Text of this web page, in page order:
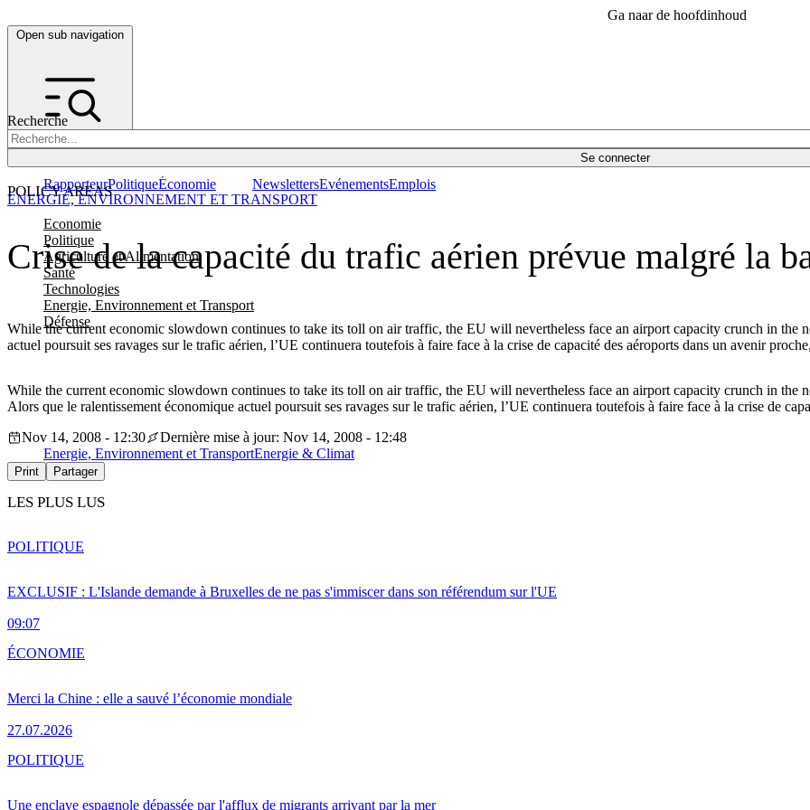
Ga naar de hoofdinhoud
Open sub navigation
Recherche
Se connecter
POLICY AREAS
Economie
Politique
Agriculture et Alimentation
Santé
Technologies
Energie, Environnement et Transport
Défense
RapporteurPolitiqueÉconomie NewslettersEvénementsEmplois
Crise de la capacité du trafic aérien prévue malgré la
While the current economic slowdown continues to take its toll on air traffic, the EU will nevertheless face an airport capacity crunch in the
actuel poursuit ses ravages sur le trafic aérien, l’UE continuera toutefois à faire face à la crise de capacité des aéroports dans un avenir
ENERGIE, ENVIRONNEMENT ET TRANSPORT
While the current economic slowdown continues to take its toll on air traffic, the EU will nevertheless face an airport capacity crunch in the
Alors que le ralentissement économique actuel poursuit ses ravages sur le trafic aérien, l’UE continuera toutefois à faire face à la crise de
Nov 14, 2008 - 12:30
Dernière mise à jour: Nov 14, 2008 - 12:48
Energie, Environnement et TransportEnergie & Climat
Print Partager
LES PLUS LUS
EXCLUSIF : L'Islande demande à Bruxelles de ne pas s'immiscer dans son référendum sur l'UE
09:07
POLITIQUE
Merci la Chine : elle a sauvé l’économie mondiale
27.07.2026
ÉCONOMIE
Une enclave espagnole dépassée par l'afflux de migrants arrivant par la mer
POLITIQUE